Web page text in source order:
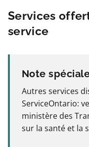
Services
service
Note
Autres services
ServiceOntario:
ministère des
sur la santé et la